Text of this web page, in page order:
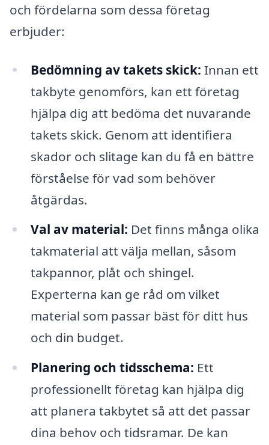
och fördelarna som dessa företag
erbjuder:
Bedömning av takets skick: Innan ett
takbyte genomförs, kan ett företag
hjälpa dig att bedöma det nuvarande
takets skick. Genom att identifiera
skador och slitage kan du få en bättre
förståelse för vad som behöver
åtgärdas.
Val av material: Det finns många olika
takmaterial att välja mellan, såsom
takpannor, plåt och shingel.
Experterna kan ge råd om vilket
material som passar bäst för ditt hus
och din budget.
Planering och tidsschema: Ett
professionellt företag kan hjälpa dig
att planera takbytet så att det passar
dina behov och tidsramar. De kan